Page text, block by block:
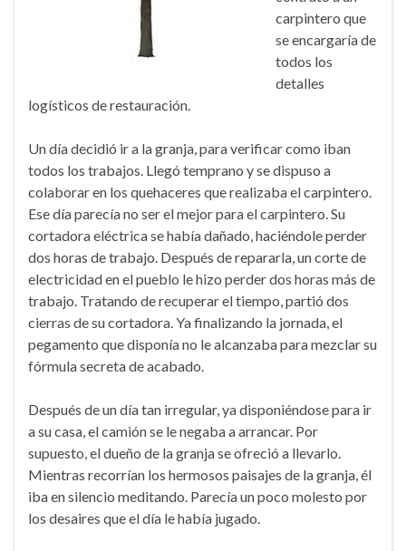
carpintero que
se encargaría de
todos los
detalles
logísticos de restauración.
Un día decidió ir a la granja, para verificar como iban
todos los trabajos. Llegó temprano y se dispuso a
colaborar en los quehaceres que realizaba el carpintero.
Ese día parecía no ser el mejor para el carpintero. Su
cortadora eléctrica se había dañado, haciéndole perder
dos horas de trabajo. Después de repararla, un corte de
electricidad en el pueblo le hizo perder dos horas más de
trabajo. Tratando de recuperar el tiempo, partió dos
cierras de su cortadora. Ya finalizando la jornada, el
pegamento que disponía no le alcanzaba para mezclar su
fórmula secreta de acabado.
Después de un día tan irregular, ya disponiéndose para ir
a su casa, el camión se le negaba a arrancar. Por
supuesto, el dueño de la granja se ofreció a llevarlo.
Mientras recorrían los hermosos paisajes de la granja, él
iba en silencio meditando. Parecía un poco molesto por
los desaires que el día le había jugado.